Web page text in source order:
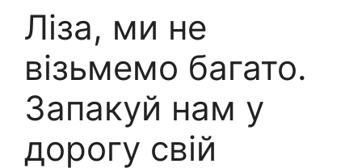
Ліза, ми не
візьмемо багато.
Запакуй нам у
дорогу свій